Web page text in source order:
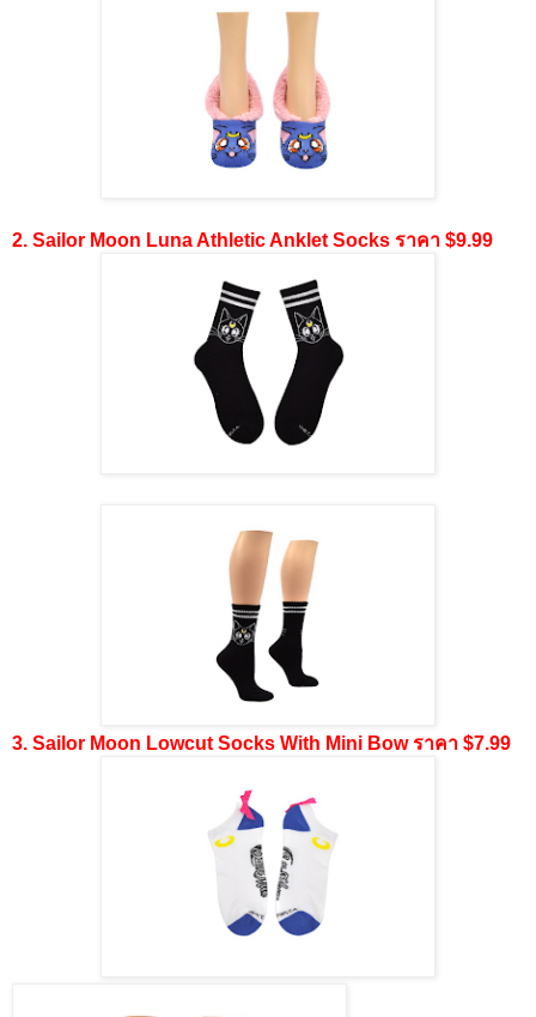
2. Sailor Moon Luna Athletic Anklet Socks ราคา $9.99
3. Sailor Moon Lowcut Socks With Mini Bow ราคา $7.99